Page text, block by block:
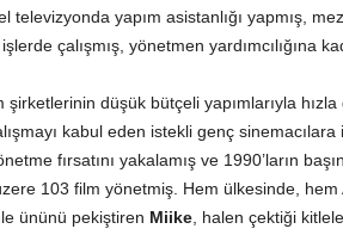
yapım asistanlığı yapmış,
çalışmış, yönetmen yardımcılığına
şirketlerinin düşük bütçeli yapımlarıyla hızla
kabul eden istekli genç sinemacılara
fırsatını yakalamış ve 1990’ların
103 film yönetmiş. Hem ülkesinde, hem
ününü pekiştiren Miike, halen çektiği